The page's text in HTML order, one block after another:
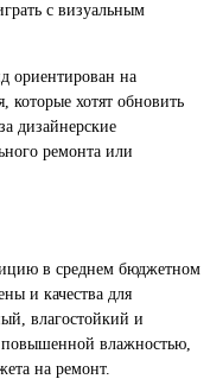
с визуальным
ориентирован на
которые хотят обновить
дизайнерские
ремонта или
в среднем бюджетном
и качества для
влагостойкий и
влажностью,
на ремонт.